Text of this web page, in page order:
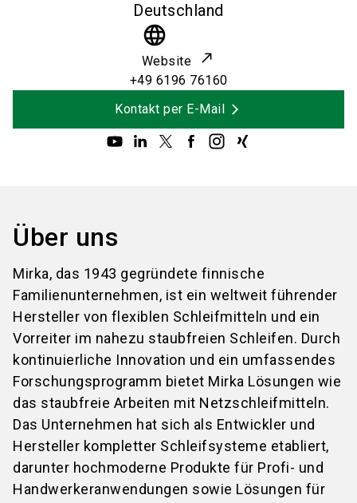
Deutschland
language
Website
+49 6196 76160
Kontakt per E-Mail
Über uns
Mirka, das 1943 gegründete finnische
Familienunternehmen, ist ein weltweit führender
Hersteller von flexiblen Schleifmitteln und ein
Vorreiter im nahezu staubfreien Schleifen. Durch
kontinuierliche Innovation und ein umfassendes
Forschungsprogramm bietet Mirka Lösungen wie
das staubfreie Arbeiten mit Netzschleifmitteln.
Das Unternehmen hat sich als Entwickler und
Hersteller kompletter Schleifsysteme etabliert,
darunter hochmoderne Produkte für Profi- und
Handwerkeranwendungen sowie Lösungen für